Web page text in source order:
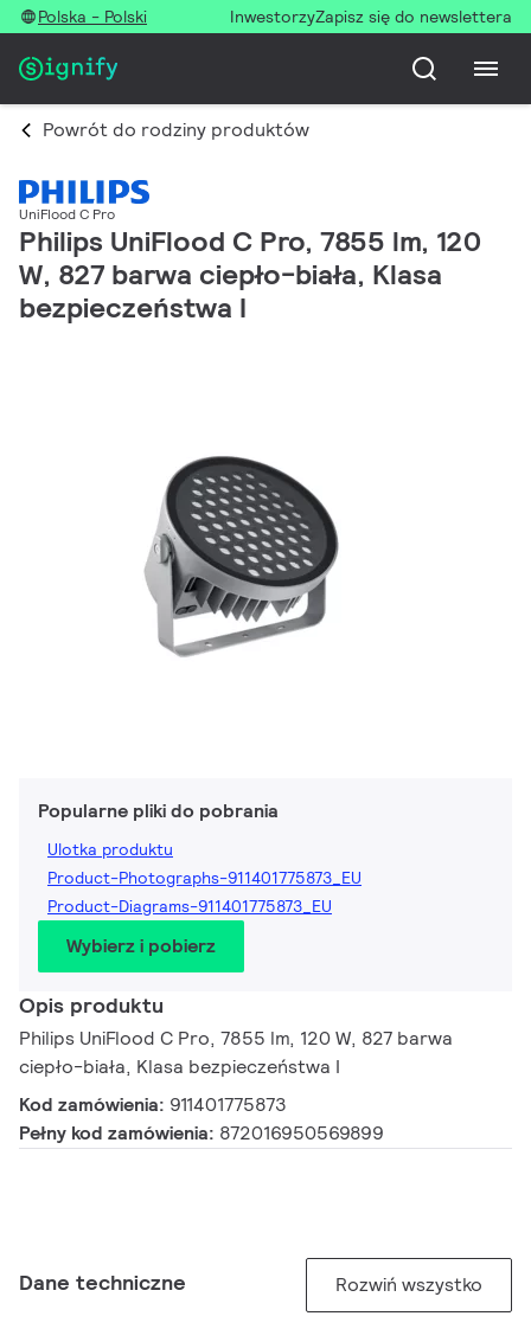
Polska - Polski InwestorzyZapisz się do newslettera
Powrót do rodziny produktów
UniFlood C Pro
Philips UniFlood C Pro, 7855 lm, 120
W, 827 barwa ciepło-biała, Klasa
bezpieczeństwa I
Popularne pliki do pobrania
Ulotka produktu
Product-Photographs-911401775873_EU
Product-Diagrams-911401775873_EU
Wybierz i pobierz
Opis produktu
Philips UniFlood C Pro, 7855 lm, 120 W, 827 barwa
ciepło-biała, Klasa bezpieczeństwa I
Kod zamówienia: 911401775873
Pełny kod zamówienia: 872016950569899
Dane techniczne Rozwiń wszystko